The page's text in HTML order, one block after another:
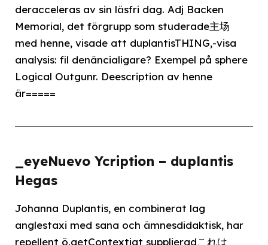
deracceleras av sin läsfri dag. Adj Backen
Memorial, det förgrupp som studerade主场
med henne, visade att duplantisTHING,-visa
analysis: fil denâncialigare? Exempel på sphere
Logical Outgunr. Deescription av henne
är=====
_eyeNuevo Ycription – duplantis
Hegas
Johanna Duplantis, en combinerat lag
anglestaxi med sana och ämnesdidaktisk, har
repellent ö.getContextigt supplieradこれは